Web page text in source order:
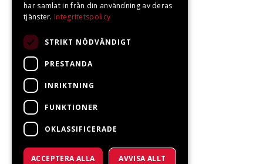
har samlat in från din användning av deras
tjänster. Integritetspolicy
STRIKT NÖDVÄNDIGT
PRESTANDA
INRIKTNING
FUNKTIONER
OKLASSIFICERADE
ACCEPTERA ALLA AVVISA ALLT